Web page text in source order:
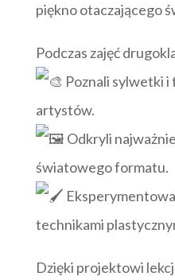
piękno otaczającego
Podczas zajęć
Poznali sylwetki i
artystów.
Odkryli
światowego formatu.
technikami
Dzięki projektowi